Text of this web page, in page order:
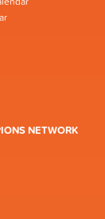
NETWORK